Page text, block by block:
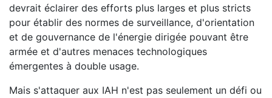
devrait éclairer des efforts plus larges et plus stricts
pour établir des normes de surveillance, d'orientation
et de gouvernance de l'énergie dirigée pouvant être
armée et d'autres menaces technologiques
émergentes à double usage.
Mais s'attaquer aux IAH n'est pas seulement un défi ou